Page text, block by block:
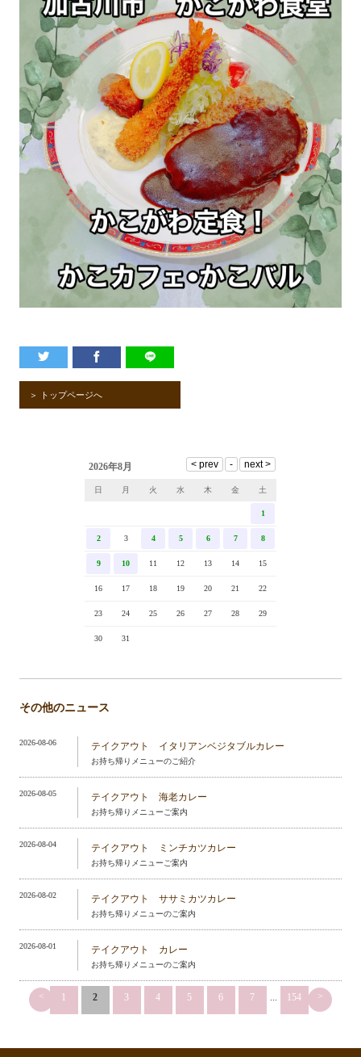
＞ トップページへ
2026年8月
日 月 火 水 木 金 土
1
2 3 4 5 6 7 8
9 10 11 12 13 14 15
16 17 18 19 20 21 22
23 24 25 26 27 28 29
30 31
その他のニュース
2026-08-06 テイクアウト イタリアンベジタブルカレー
お持ち帰りメニューのご紹介
2026-08-05 テイクアウト 海老カレー
お持ち帰りメニューご案内
2026-08-04 テイクアウト ミンチカツカレー
お持ち帰りメニューご案内
2026-08-02 テイクアウト ササミカツカレー
お持ち帰りメニューのご案内
2026-08-01 テイクアウト カレー
お持ち帰りメニューのご案内
< 1 2 3 4 5 6 7 ... 154 >